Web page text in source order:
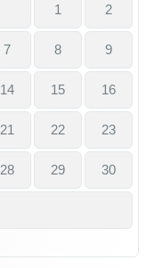
1 2
7 8 9
14 15 16
21 22 23
28 29 30